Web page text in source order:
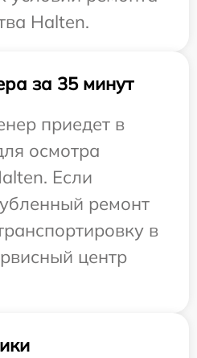
Halten.
за 35 минут
приедет в
осмотра
Если
ремонт
в
центр